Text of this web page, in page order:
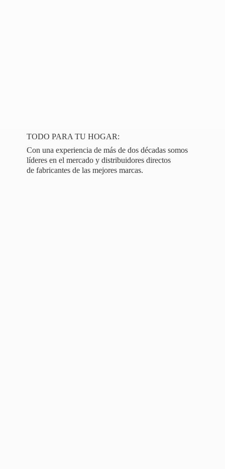
TODO PARA TU HOGAR:
Con una experiencia de más de dos décadas somos
líderes en el mercado y distribuidores directos
de fabricantes de las mejores marcas.